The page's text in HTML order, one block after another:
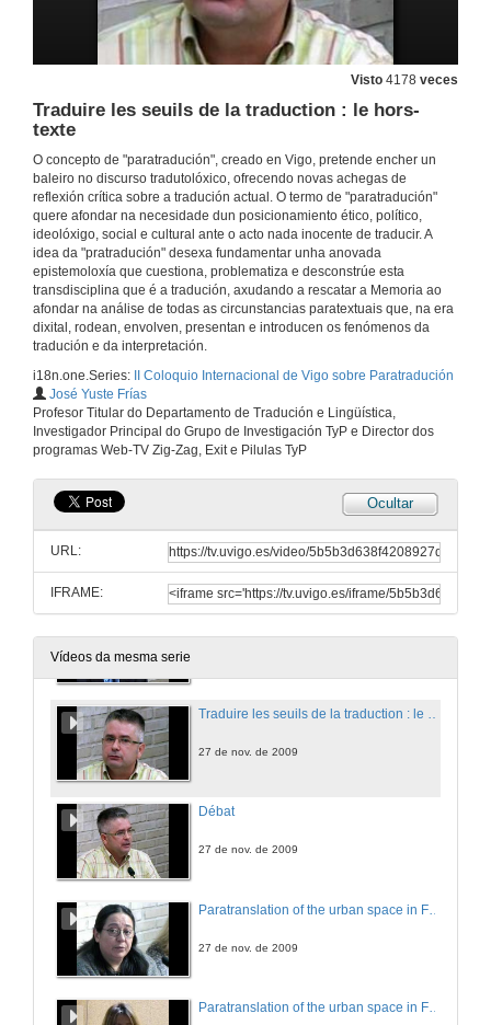
Visto 4178 veces
Traduire les seuils de la traduction : le hors-
texte
O concepto de "paratradución", creado en Vigo, pretende encher un
baleiro no discurso tradutolóxico, ofrecendo novas achegas de
reflexión crítica sobre a tradución actual. O termo de "paratradución"
quere afondar na necesidade dun posicionamiento ético, político,
ideolóxigo, social e cultural ante o acto nada inocente de traducir. A
idea da "pratradución" desexa fundamentar unha anovada
epistemoloxía que cuestiona, problematiza e desconstrúe esta
transdisciplina que é a tradución, axudando a rescatar a Memoria ao
afondar na análise de todas as circunstancias paratextuais que, na era
dixital, rodean, envolven, presentan e introducen os fenómenos da
tradución e da interpretación.
i18n.one.Series:
II Coloquio Internacional de Vigo sobre Paratradución
José Yuste Frías
Profesor Titular do Departamento de Tradución e Lingüística,
Investigador Principal do Grupo de Investigación TyP e Director dos
programas Web-TV Zig-Zag, Exit e Pilulas TyP
Ocultar
URL:
IFRAME:
Vídeos da mesma serie
Memoria e Paratradución
5 de xuño de 2009
5 de xuño de 2009
Quenda de preguntas
5 de xuño de 2009
Peche do Coloquio
27 de nov. de 2009
Traduire dans l'espace du monde
27 de nov. de 2009
Débat
27 de nov. de 2009
Débat
27 de nov. de 2009
27 de nov. de 2009
Paratranslation of the urban space in Fafe II. An example of micro-cosmopolitanism